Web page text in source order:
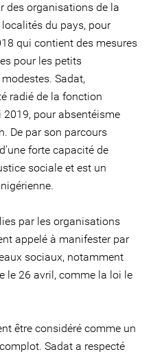
des organisations de la
du pays, pour
qui contient des mesures
pour les petits
Sadat,
radié de la fonction
pour absentéisme
De par son parcours
forte capacité de
sociale et est un
par les organisations
appelé à manifester par
sociaux, notamment
le 26 avril, comme la loi le
être considéré comme un
Sadat a respecté